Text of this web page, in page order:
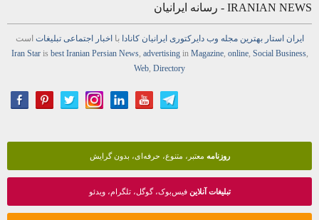
IRANIAN NEWS - رسانه ایرانیان
ایران استار بهترین مجله وب دایرکتوری ایرانیان کانادا بااخبار اجتماعی تبلیغات است
Iran Staris best Iranian Persian News, advertisingin Magazine, online, Social Business,
Web Directory
روزنامه معتبر، متنوع، حرفه‌ای، بدون گرایش
تبلیغات آنلاینفیس‌بوک، گوگل، تلگرام، ویدئو